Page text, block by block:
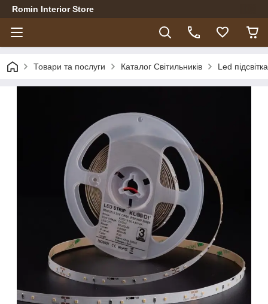
Romin Interior Store
Товари та послуги Каталог Світильників Led